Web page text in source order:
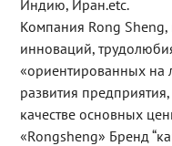
Индию, Иран.etc.
Компания Rong Sheng,
инноваций,
«ориентированных на
развития
качестве основных
«Rongsheng» Бренд